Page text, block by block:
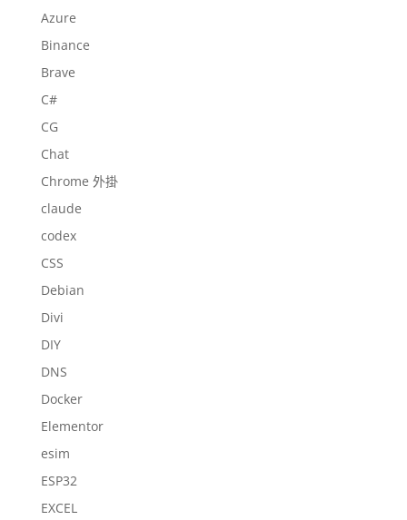
Azure
Binance
Brave
C#
CG
Chat
Chrome 外掛
claude
codex
CSS
Debian
Divi
DIY
DNS
Docker
Elementor
esim
ESP32
EXCEL